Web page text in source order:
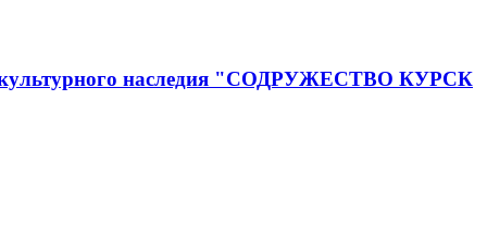
и культурного наследия "СОДРУЖЕСТВО КУРСК